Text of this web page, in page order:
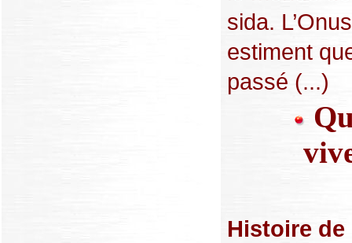
sida.
estiment
passé (...)
Histoire de